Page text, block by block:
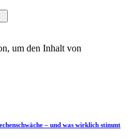
um den Inhalt von
– und was wirklich stimmt